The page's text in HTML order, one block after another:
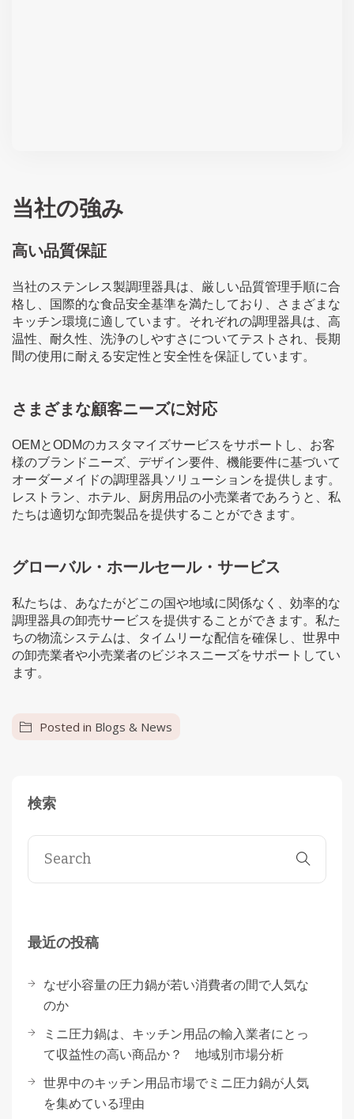
当社の強み
高い品質保証
当社のステンレス製調理器具は、厳しい品質管理手順に合
格し、国際的な食品安全基準を満たしており、さまざまな
キッチン環境に適しています。それぞれの調理器具は、高
温性、耐久性、洗浄のしやすさについてテストされ、長期
間の使用に耐える安定性と安全性を保証しています。
さまざまな顧客ニーズに対応
OEMとODMのカスタマイズサービスをサポートし、お客
様のブランドニーズ、デザイン要件、機能要件に基づいて
オーダーメイドの調理器具ソリューションを提供します。
レストラン、ホテル、厨房用品の小売業者であろうと、私
たちは適切な卸売製品を提供することができます。
グローバル・ホールセール・サービス
私たちは、あなたがどこの国や地域に関係なく、効率的な
調理器具の卸売サービスを提供することができます。私た
ちの物流システムは、タイムリーな配信を確保し、世界中
の卸売業者や小売業者のビジネスニーズをサポートしてい
ます。
Posted in Blogs & News
検索
最近の投稿
なぜ小容量の圧力鍋が若い消費者の間で人気な
のか
ミニ圧力鍋は、キッチン用品の輸入業者にとっ
て収益性の高い商品か？ 地域別市場分析
世界中のキッチン用品市場でミニ圧力鍋が人気
を集めている理由